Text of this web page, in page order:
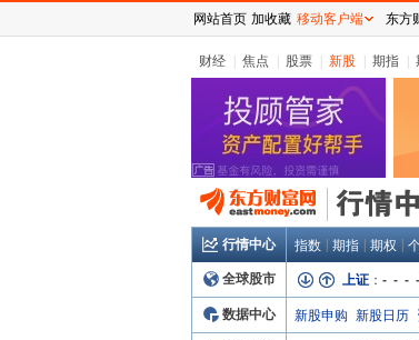
财经 焦点 股票 新股 期指
行情中心 指数 期指 期权
全球股市 上证 ： - - - -
数据中心 新股申购 新股日历
网站首页 加收藏 移动客户端 东方